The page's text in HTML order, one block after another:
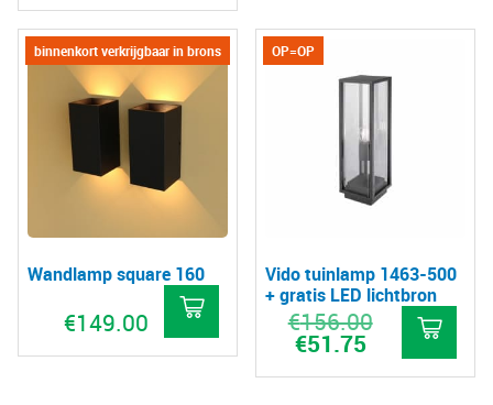
is:
€42.25.
binnenkort verkrijgbaar in brons
Wandlamp square 160
€149.00
Dit
OP=OP
Vido tuinlamp 1463-500
+ gratis LED lichtbron
€156.00Oorspronkelijke
was:
€156.00.
€51.75Huidige
prijs
is: